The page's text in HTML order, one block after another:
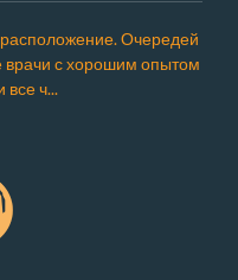
Очередей
врачи с хорошим опытом
все ч...